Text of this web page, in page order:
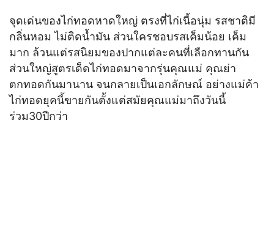
จุดเด่นของไก่ทอดหาดใหญ่ ตรงที่ไก่เนื้อนุ่ม รสชาติมี
กลิ่นหอม ไม่ติดน้ำมัน ส่วนใครชอบรสเค็มน้อย เค็ม
มาก ล้วนแต่รสนิยมของปากแต่ละคนที่เลือกทานกัน
ส่วนใหญ่สูตรเด็ดไก่ทอดมาจากรุ่นคุณแม่ คุณย่า
ตกทอดกันมานาน จนกลายเป็นเอกลักษณ์ อย่างแม่ค้า
ไก่ทอดยุคนี้ขายกันตั้งแต่สมัยคุณแม่มาถึงวันนี้
ร่วม30ปีกว่า